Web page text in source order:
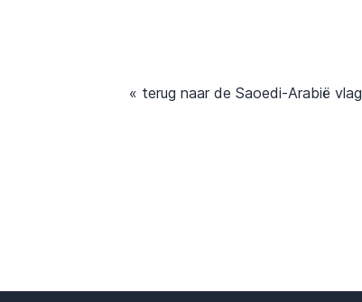
« terug naar de Saoedi-Arabië vlag